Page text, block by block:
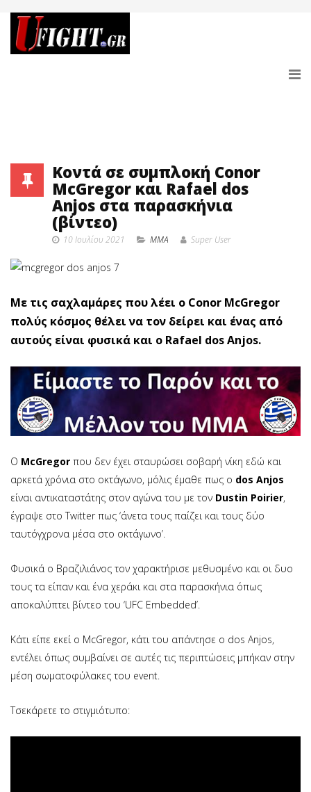
Κοντά σε συμπλοκή Conor
McGregor και Rafael dos
Anjos στα παρασκήνια
(βίντεο)
10 Ιουλίου 2021 MMA Super User
Με τις σαχλαμάρες που λέει ο Conor McGregor
πολύς κόσμος θέλει να τον δείρει και ένας από
αυτούς είναι φυσικά και ο Rafael dos Anjos.
O McGregor που δεν έχει σταυρώσει σοβαρή νίκη εδώ και
αρκετά χρόνια στο οκτάγωνο, μόλις έμαθε πως ο dos Anjos
είναι αντικαταστάτης στον αγώνα του με τον Dustin Poirier,
έγραψε στο Twitter πως ‘άνετα τους παίζει και τους δύο
ταυτόγχρονα μέσα στο οκτάγωνο’.
Φυσικά ο Βραζιλιάνος τον χαρακτήρισε μεθυσμένο και οι δυο
τους τα είπαν και ένα χεράκι και στα παρασκήνια όπως
αποκαλύπτει βίντεο του ‘UFC Embedded’.
Kάτι είπε εκεί ο McGregor, κάτι του απάντησε ο dos Anjos,
εντέλει όπως συμβαίνει σε αυτές τις περιπτώσεις μπήκαν στην
μέση σωματοφύλακες του event.
Τσεκάρετε το στιγμιότυπο: